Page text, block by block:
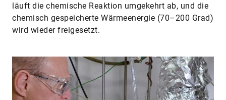
läuft die chemische Reaktion umgekehrt ab, und die
chemisch gespeicherte ­Wärmeenergie (70–200 Grad)
wird wieder freigesetzt.